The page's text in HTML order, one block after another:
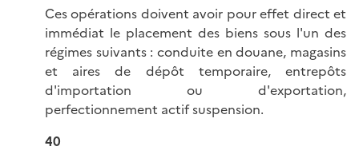
Ces opérations doivent avoir pour effet direct et
immédiat le placement des biens sous l'un des
régimes suivants : conduite en douane, magasins
et aires de dépôt temporaire, entrepôts
d'importation ou d'exportation,
perfectionnement actif suspension.
40